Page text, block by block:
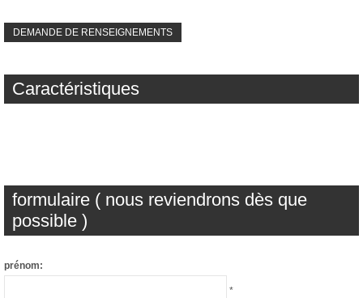
DEMANDE DE RENSEIGNEMENTS
Caractéristiques
formulaire ( nous reviendrons dès que
possible )
prénom:
*